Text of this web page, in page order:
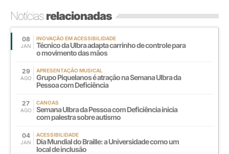
Notíciasrelacionadas
08
JAN
INOVAÇÃO EM ACESSIBILIDADE
Técnico da Ulbra adapta carrinho de controle para
o movimento das mãos
29
AGO
APRESENTAÇÃO MUSICAL
Grupo Piquelanos é atração na Semana Ulbra da
Pessoa com Deficiência
27
AGO
CANOAS
Semana Ulbra da Pessoa com Deficiência inicia
com palestra sobre autismo
04
JAN
ACESSIBILIDADE
Dia Mundial do Braille: a Universidade como um
local de inclusão